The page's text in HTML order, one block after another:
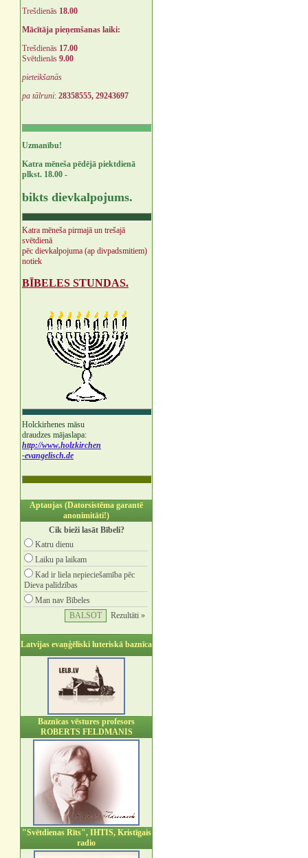
Trešdienās 18.00
Mācītāja pieņemšanas laiki:
Trešdienās 17.00
Svētdienās 9.00
pieteikšanās
pa tālruni: 28358555, 29243697
Uzmanību!
Katra mēneša pēdējā piektdienā
plkst. 18.00 -
bikts dievkalpojums.
Katra mēneša pirmajā un trešajā
svētdienā
pēc dievkalpojuma (ap divpadsmitiem)
notiek
BĪBELES STUNDAS.
Holckirhenes māsu
draudzes mājaslapa:
http://www.holzkirchen
-evangelisch.de
Aptaujas (Datorsistēma garantē
anonimitāti!)
Cik bieži lasāt Bībeli?
Katru dienu
Laiku pa laikam
Kad ir liela nepieciešamība pēc
Dieva palīdzības
Man nav Bībeles
Rezultāti »
Latvijas evaņģēliski luteriskā baznīca
Baznīcas vēstures profesors
ROBERTS FELDMANIS
"Svētdienas Rīts", IHTIS, Kristīgais
radio